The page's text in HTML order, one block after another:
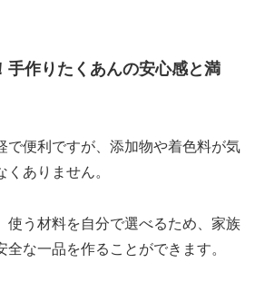
手作りたくあんの安心感と満
で便利ですが、添加物や着色料が気
ありません。
使う材料を自分で選べるため、家族
な一品を作ることができます。